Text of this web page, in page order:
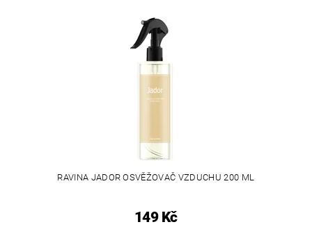
RAVINA JADOR OSVĚŽOVAČ VZDUCHU 200 ML
149 Kč